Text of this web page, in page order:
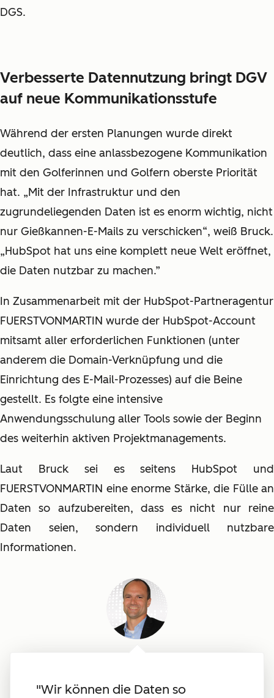
DGS.
Verbesserte Datennutzung bringt DGV
auf neue Kommunikationsstufe
Während der ersten Planungen wurde direkt
deutlich, dass eine anlassbezogene Kommunikation
mit den Golferinnen und Golfern oberste Priorität
hat. „Mit der Infrastruktur und den
zugrundeliegenden Daten ist es enorm wichtig, nicht
nur Gießkannen-E-Mails zu verschicken“, weiß Bruck.
„HubSpot hat uns eine komplett neue Welt eröffnet,
die Daten nutzbar zu machen.”
In Zusammenarbeit mit der HubSpot-Partneragentur
FUERSTVONMARTIN wurde der HubSpot-Account
mitsamt aller erforderlichen Funktionen (unter
anderem die Domain-Verknüpfung und die
Einrichtung des E-Mail-Prozesses) auf die Beine
gestellt. Es folgte eine intensive
Anwendungsschulung aller Tools sowie der Beginn
des weiterhin aktiven Projektmanagements.
Laut Bruck sei es seitens HubSpot und
FUERSTVONMARTIN eine enorme Stärke, die Fülle an
Daten so aufzubereiten, dass es nicht nur reine
Daten seien, sondern individuell nutzbare
Informationen.
"Wir können die Daten so